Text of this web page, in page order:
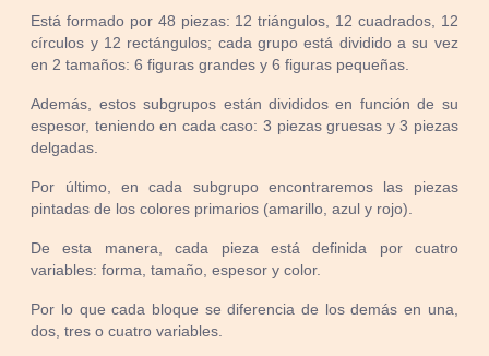
Está formado por 48 piezas: 12 triángulos, 12 cuadrados, 12
círculos y 12 rectángulos; cada grupo está dividido a su vez
en 2 tamaños: 6 figuras grandes y 6 figuras pequeñas.
Además, estos subgrupos están divididos en función de su
espesor, teniendo en cada caso: 3 piezas gruesas y 3 piezas
delgadas.
Por último, en cada subgrupo encontraremos las piezas
pintadas de los colores primarios (amarillo, azul y rojo).
De esta manera, cada pieza está definida por cuatro
variables: forma, tamaño, espesor y color.
Por lo que cada bloque se diferencia de los demás en una,
dos, tres o cuatro variables.